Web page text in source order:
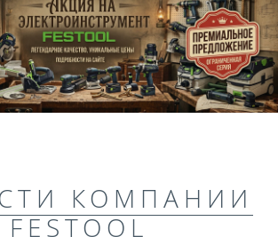
КОМПАНИИ
FESTOOL